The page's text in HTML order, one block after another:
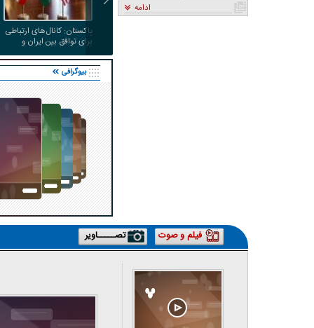
پاکستان: کانال‌های ارتباطی
برای توافق بین ایران و
بیوگرافی
کاریکاتور | پزشکیان: بنزین ما سه‌نرخه، چشم
حسود بترکه
ادامه
فیلم و صوت تصـــــاویر